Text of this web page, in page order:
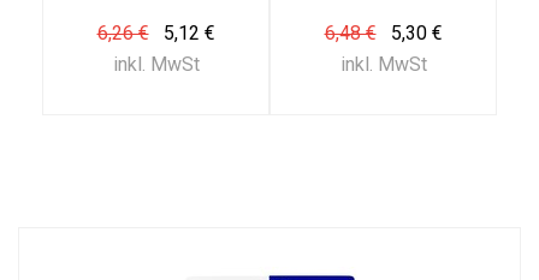
6,26 €
5,12 €
inkl. MwSt
6,48 €
5,30 €
inkl. MwSt